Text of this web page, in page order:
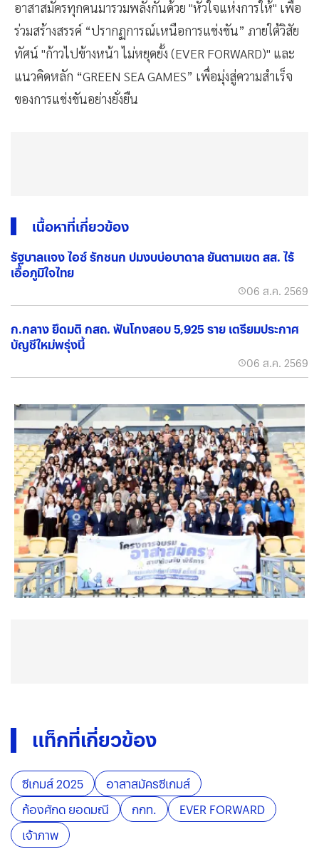
อาสาสมัครทุกคนมารวมพลังกันด้วย "หัวใจแห่งการให้" เพื่อ
ร่วมสร้างสรรค์ “ปรากฏการณ์เหนือการแข่งขัน” ภายใต้วิสัย
ทัศน์ "ก้าวไปข้างหน้า ไม่หยุดยั้ง (EVER FORWARD)" และ
แนวคิดหลัก “GREEN SEA GAMES” เพื่อมุ่งสู่ความสำเร็จ
ของการแข่งขันอย่างยั่งยืน
เนื้อหาที่เกี่ยวข้อง
รัฐบาลแจง ไอซ์ รักชนก ปมงบบ่อบาดาล ยันตามเขต สส. ไร้
เอื้อภูมิใจไทย
06 ส.ค. 2569
ก.กลาง ยึดมติ กสถ. ฟันโกงสอบ 5,925 ราย เตรียมประกาศ
บัญชีใหม่พรุ่งนี้
06 ส.ค. 2569
แท็กที่เกี่ยวข้อง
ซีเกมส์ 2025
อาสาสมัครซีเกมส์
ก้องศักด ยอดมณี
กกท.
EVER FORWARD
เจ้าภาพ